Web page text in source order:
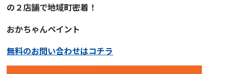
の２店舗で地域町密着！
おかちゃんペイント
無料のお問い合わせはコチラ